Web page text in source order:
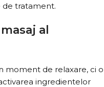
de tratament.
al
moment de relaxare, ci o
ingredientelor